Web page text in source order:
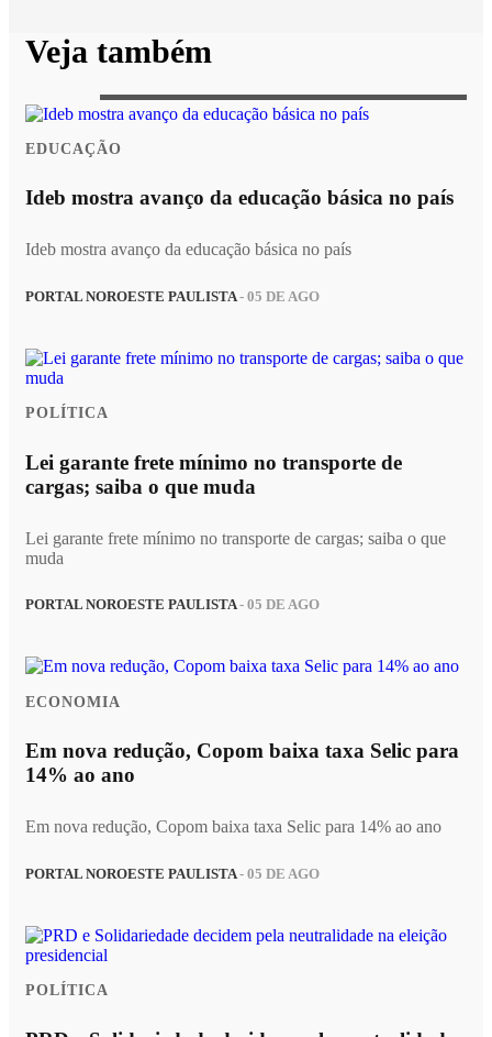
Veja também
EDUCAÇÃO
Ideb mostra avanço da educação básica no país
Ideb mostra avanço da educação básica no país
PORTAL NOROESTE PAULISTA- 05 DE AGO
POLÍTICA
Lei garante frete mínimo no transporte de
cargas; saiba o que muda
Lei garante frete mínimo no transporte de cargas; saiba o que
muda
PORTAL NOROESTE PAULISTA- 05 DE AGO
ECONOMIA
Em nova redução, Copom baixa taxa Selic para
14% ao ano
Em nova redução, Copom baixa taxa Selic para 14% ao ano
PORTAL NOROESTE PAULISTA- 05 DE AGO
POLÍTICA